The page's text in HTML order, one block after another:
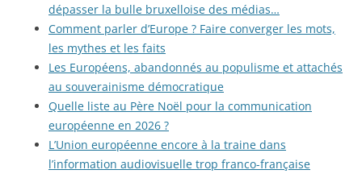
dépasser la bulle bruxelloise des médias…
Comment parler d’Europe ? Faire converger les mots,
les mythes et les faits
Les Européens, abandonnés au populisme et attachés
au souverainisme démocratique
Quelle liste au Père Noël pour la communication
européenne en 2026 ?
L’Union européenne encore à la traine dans
l’information audiovisuelle trop franco-française